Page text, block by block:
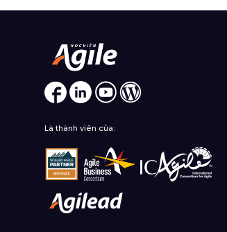
Là thành viên của: